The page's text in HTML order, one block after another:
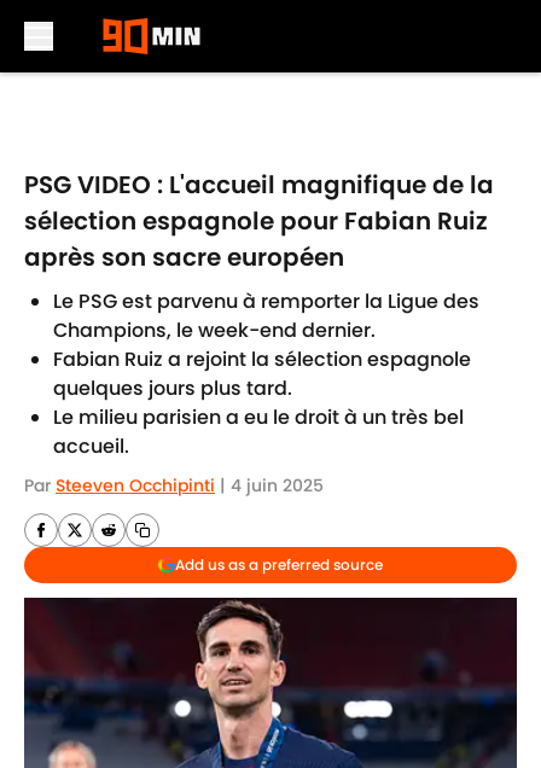
PSG VIDEO : L'accueil magnifique de la
sélection espagnole pour Fabian Ruiz
après son sacre européen
Le PSG est parvenu à remporter la Ligue des
Champions, le week-end dernier.
Fabian Ruiz a rejoint la sélection espagnole
quelques jours plus tard.
Le milieu parisien a eu le droit à un très bel
accueil.
Par Steeven Occhipinti | 4 juin 2025
Add us as a preferred source